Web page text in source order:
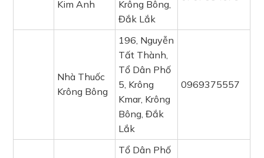
Kim Anh
Krông Bông,
Đắk Lắk
Nhà Thuốc
Krông Bông
196, Nguyễn
Tất Thành,
Tổ Dân Phố
5, Krông
Kmar, Krông
Bông, Đắk
Lắk
0969375557
Tổ Dân Phố